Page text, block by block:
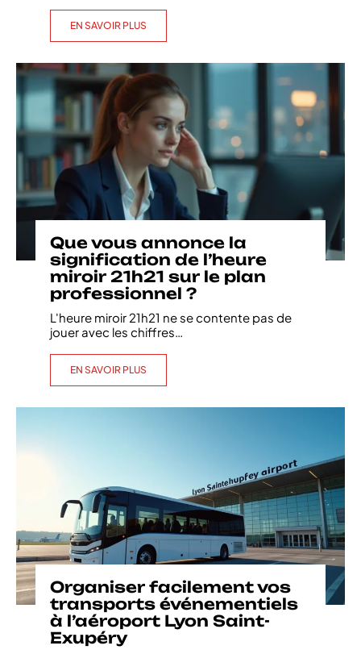
EN SAVOIR PLUS
Que vous annonce la
signification de l’heure
miroir 21h21 sur le plan
professionnel ?
L'heure miroir 21h21 ne se contente pas de
jouer avec les chiffres
EN SAVOIR PLUS
Organiser facilement vos
transports événementiels
à l’aéroport Lyon Saint-
Exupéry